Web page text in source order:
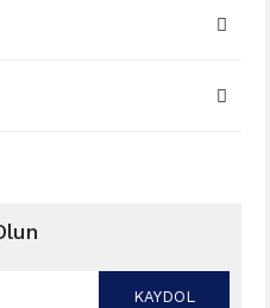
KAYDOL